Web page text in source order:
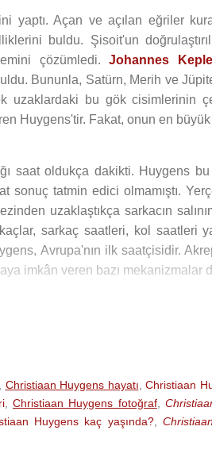
yaptı. Açan ve açılan eğriler
buldu. Şisoit'un
çözümledi.Johannes
Bununla, Satürn, Merih ve
uzaklardaki bu gök cisimlerinin
Huygens'tir. Fakat, onun en
saat oldukça dakikti. Huygens
tatmin edici olmamıştı.
uzaklaştıkça sarkacın
sarkaç saatleri, kol saatleri
Avrupa'nın ilk saatçisidir.
imkân veren bazı mekanizmalar
ismiyle anılmaktadır.
de ilgilenmiş ve bir Mars
çarpma problemleri gibi birçok
Fransa'da yayınlandı. Işığın
ve kırılma kanunlarını buldu.
Christiaan Huygens hayatı Christiaan
, Christiaan Huygens fotoğraf,
Huygens kaç yaşında?,